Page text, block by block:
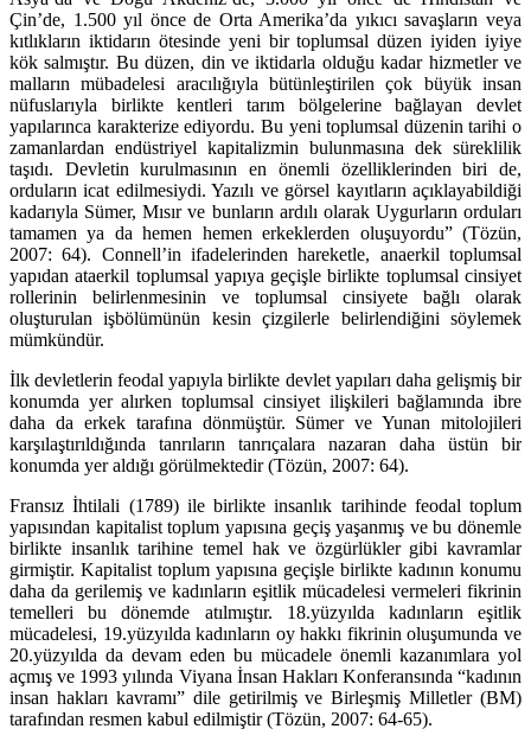
Çin’de, 1.500 yıl önce de Orta Amerika’da yıkıcı savaşların veya
kıtlıkların iktidarın ötesinde yeni bir toplumsal düzen iyiden iyiye
kök salmıştır. Bu düzen, din ve iktidarla olduğu kadar hizmetler ve
malların mübadelesi aracılığıyla bütünleştirilen çok büyük insan
nüfuslarıyla birlikte kentleri tarım bölgelerine bağlayan devlet
yapılarınca karakterize ediyordu. Bu yeni toplumsal düzenin tarihi o
zamanlardan endüstriyel kapitalizmin bulunmasına dek süreklilik
taşıdı. Devletin kurulmasının en önemli özelliklerinden biri de,
orduların icat edilmesiydi. Yazılı ve görsel kayıtların açıklayabildiği
kadarıyla Sümer, Mısır ve bunların ardılı olarak Uygurların orduları
tamamen ya da hemen hemen erkeklerden oluşuyordu” (Tözün,
2007: 64). Connell’in ifadelerinden hareketle, anaerkil toplumsal
yapıdan ataerkil toplumsal yapıya geçişle birlikte toplumsal cinsiyet
rollerinin belirlenmesinin ve toplumsal cinsiyete bağlı olarak
oluşturulan işbölümünün kesin çizgilerle belirlendiğini söylemek
mümkündür.
İlk devletlerin feodal yapıyla birlikte devlet yapıları daha gelişmiş bir
konumda yer alırken toplumsal cinsiyet ilişkileri bağlamında ibre
daha da erkek tarafına dönmüştür. Sümer ve Yunan mitolojileri
karşılaştırıldığında tanrıların tanrıçalara nazaran daha üstün bir
konumda yer aldığı görülmektedir (Tözün, 2007: 64).
Fransız İhtilali (1789) ile birlikte insanlık tarihinde feodal toplum
yapısından kapitalist toplum yapısına geçiş yaşanmış ve bu dönemle
birlikte insanlık tarihine temel hak ve özgürlükler gibi kavramlar
girmiştir. Kapitalist toplum yapısına geçişle birlikte kadının konumu
daha da gerilemiş ve kadınların eşitlik mücadelesi vermeleri fikrinin
temelleri bu dönemde atılmıştır. 18.yüzyılda kadınların eşitlik
mücadelesi, 19.yüzyılda kadınların oy hakkı fikrinin oluşumunda ve
20.yüzyılda da devam eden bu mücadele önemli kazanımlara yol
açmış ve 1993 yılında Viyana İnsan Hakları Konferansında “kadının
insan hakları kavramı” dile getirilmiş ve Birleşmiş Milletler (BM)
tarafından resmen kabul edilmiştir (Tözün, 2007: 64-65).